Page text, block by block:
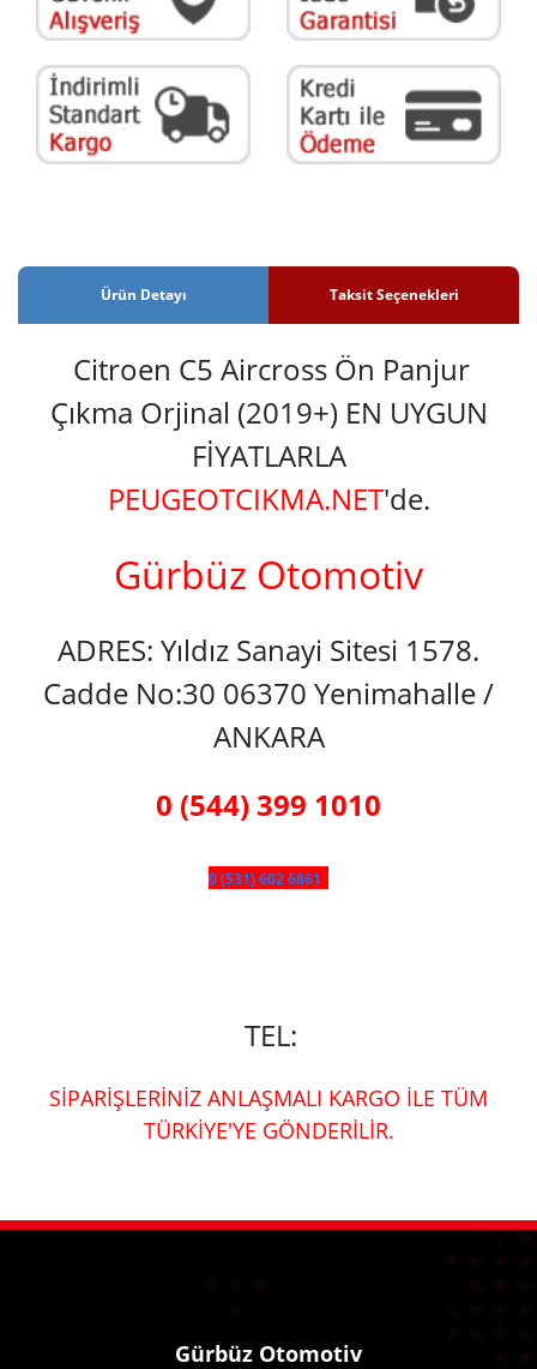
Ürün Detayı Taksit Seçenekleri
Citroen C5 Aircross Ön Panjur
Çıkma Orjinal (2019+) EN UYGUN
FİYATLARLA
PEUGEOTCIKMA.NET'de.
Gürbüz Otomotiv
ADRES: Yıldız Sanayi Sitesi 1578.
Cadde No:30 06370 Yenimahalle /
ANKARA
0 (544) 399 1010
0 (531) 602 6861
TEL:
SİPARİŞLERİNİZ ANLAŞMALI KARGO İLE TÜM
TÜRKİYE'YE GÖNDERİLİR.
Gürbüz Otomotiv